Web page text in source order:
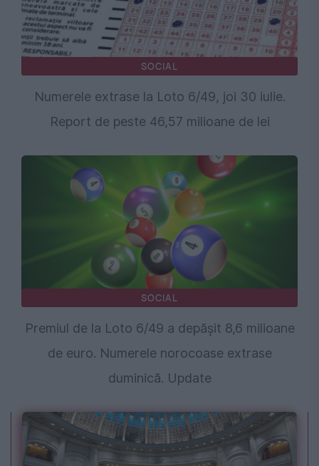
SOCIAL
Numerele extrase la Loto 6/49, joi 30 iulie.
Report de peste 46,57 milioane de lei
SOCIAL
Premiul de la Loto 6/49 a depășit 8,6 milioane
de euro. Numerele norocoase extrase
duminică. Update